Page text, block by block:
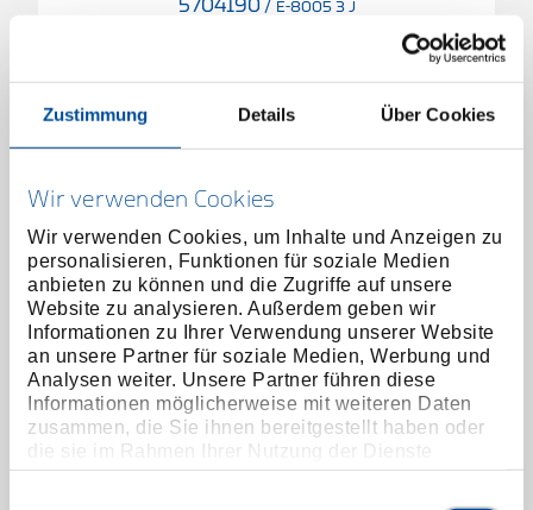
Zustimmung Details Über Cookies
Wir verwenden Cookies
Wir verwenden Cookies, um Inhalte und Anzeigen zu
personalisieren, Funktionen für soziale Medien
anbieten zu können und die Zugriffe auf unsere
Website zu analysieren. Außerdem geben wir
Informationen zu Ihrer Verwendung unserer Website
an unsere Partner für soziale Medien, Werbung und
Analysen weiter. Unsere Partner führen diese
Informationen möglicherweise mit weiteren Daten
zusammen, die Sie ihnen bereitgestellt haben oder
die sie im Rahmen Ihrer Nutzung der Dienste
gesammelt haben. Unsere vollständige
5704190 / E-8005 3 J